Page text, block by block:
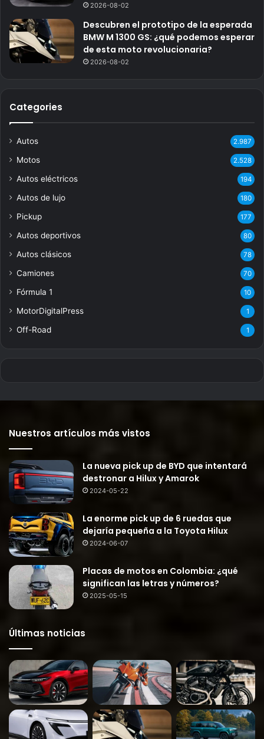
2026-08-02
Descubren el prototipo de la esperada
BMW M 1300 GS: ¿qué podemos esperar
de esta moto revolucionaria?
2026-08-02
Categories
Autos 2.987
Motos 2.528
Autos eléctricos 194
Autos de lujo 180
Pickup 177
Autos deportivos 80
Autos clásicos 78
Camiones 70
Fórmula 1 10
MotorDigitalPress 1
Off-Road 1
Nuestros artículos más vistos
La nueva pick up de BYD que intentará
destronar a Hilux y Amarok
2024-05-22
La enorme pick up de 6 ruedas que
dejaría pequeña a la Toyota Hilux
2024-06-07
Placas de motos en Colombia: ¿qué
significan las letras y números?
2025-05-15
Últimas noticias